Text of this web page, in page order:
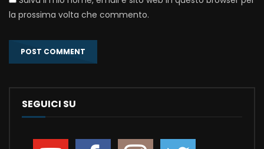
la prossima volta che commento.
SEGUICI SU